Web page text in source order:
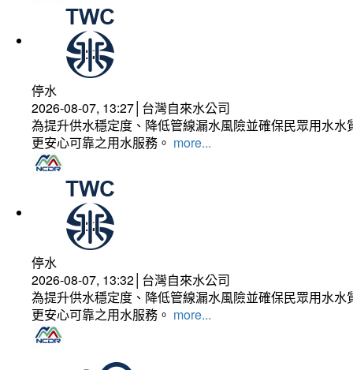
停水
2026-08-07, 13:27│台灣自來水公司
為提升供水穩定度、降低管線漏水風險並確保民眾用水
更安心可靠之用水服務。 more...
停水
2026-08-07, 13:32│台灣自來水公司
為提升供水穩定度、降低管線漏水風險並確保民眾用水
更安心可靠之用水服務。 more...